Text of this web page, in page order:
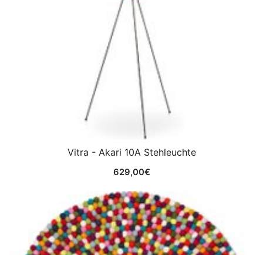
Vitra - Akari 10A Stehleuchte
629,00€